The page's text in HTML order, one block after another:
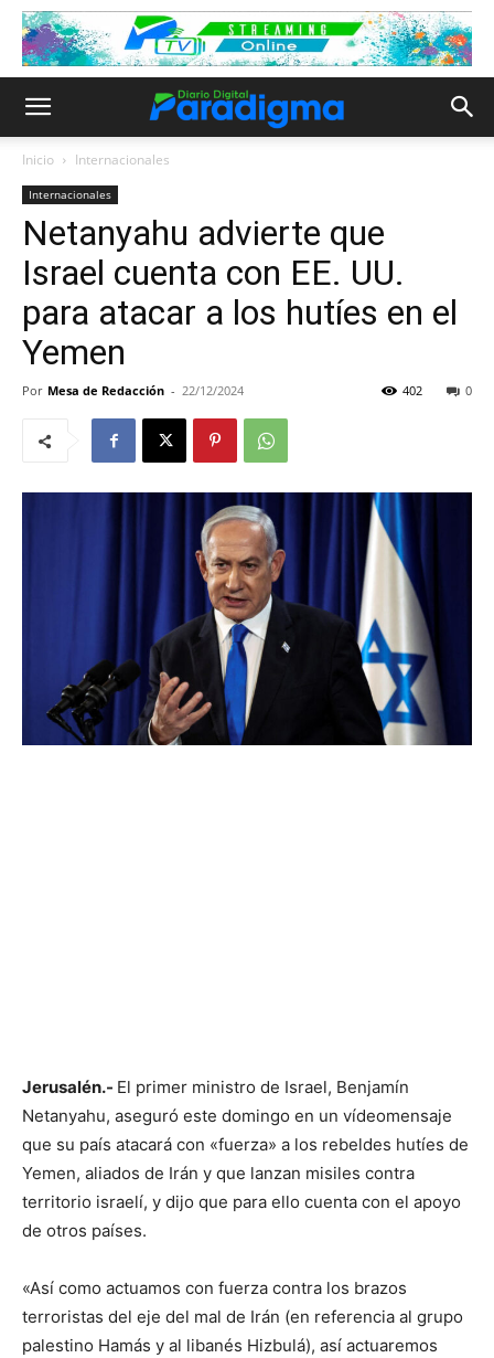
Inicio Internacionales
Internacionales
Netanyahu advierte que
Israel cuenta con EE. UU.
para atacar a los hutíes en el
Yemen
Por Mesa de Redacción - 22/12/2024 0
402
Jerusalén.- El primer ministro de Israel, Benjamín
Netanyahu, aseguró este domingo en un vídeomensaje
que su país atacará con «fuerza» a los rebeldes hutíes de
Yemen, aliados de Irán y que lanzan misiles contra
territorio israelí, y dijo que para ello cuenta con el apoyo
de otros países.
«Así como actuamos con fuerza contra los brazos
terroristas del eje del mal de Irán (en referencia al grupo
palestino Hamás y al libanés Hizbulá), así actuaremos